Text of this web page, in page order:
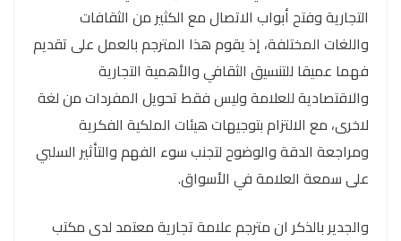
التجارية وفتح أبواب الاتصال مع الكثير من الثقافات
واللغات المختلفة، إذ يقوم هذا المترجم بالعمل على تقديم
فهما عميقا للتنسيق الثقافي والأهمية التجارية
والاقتصادية للعلامة وليس فقط تحويل المفردات من لغة
لاخرى، مع الالتزام بتوجيهات هيئات الملكية الفكرية
ومراجعة الدقة والوضوح لتجنب سوء الفهم والتأثير السلبي
على سمعة العلامة في الأسواق.
والجدير بالذكر ان مترجم علامة تجارية معتمد لدى مكتب